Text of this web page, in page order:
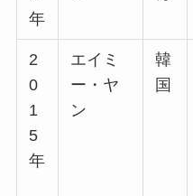
年
2
0
1
5
年
エイミ
ー・ヤ
ン
韓
国